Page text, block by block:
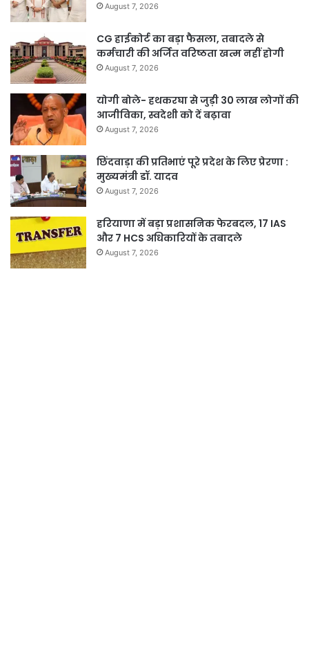
August 7, 2026
CG हाईकोर्ट का बड़ा फैसला, तबादले से
कर्मचारी की अर्जित वरिष्ठता खत्म नहीं होगी
August 7, 2026
योगी बोले- हथकरघा से जुड़ी 30 लाख लोगों की
आजीविका, स्वदेशी को दें बढ़ावा
August 7, 2026
छिंदवाड़ा की प्रतिभाएं पूरे प्रदेश के लिए प्रेरणा :
मुख्यमंत्री डॉ. यादव
August 7, 2026
हरियाणा में बड़ा प्रशासनिक फेरबदल, 17 IAS
और 7 HCS अधिकारियों के तबादले
August 7, 2026